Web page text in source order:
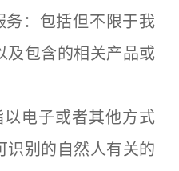
：包括但不限于我
及包含的相关产品或
电子或者其他方式
识别的自然人有关的